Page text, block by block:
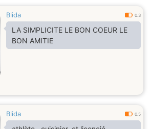
Blida 0.3
LA SIMPLICITE LE BON COEUR LE
BON AMITIE
Blida 0.5